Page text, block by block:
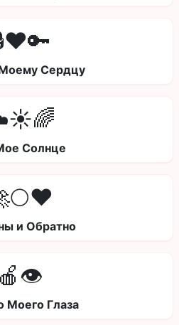
Сердцу
Солнце
и Обратно
🍎👁️
Моего Глаза